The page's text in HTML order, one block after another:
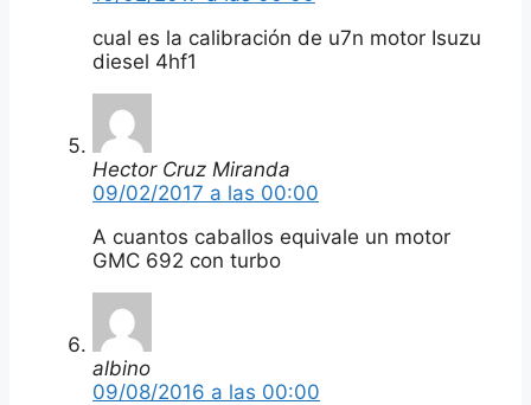
cual es la calibración de u7n motor Isuzu
diesel 4hf1
Hector Cruz Miranda
09/02/2017 a las 00:00
A cuantos caballos equivale un motor
GMC 692 con turbo
albino
09/08/2016 a las 00:00